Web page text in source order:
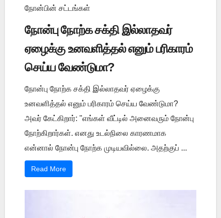
நோன்பின் சட்டங்கள்
நோன்பு நோற்க சக்தி இல்லாதவர்
ஏழைக்கு உனவளித்தல் எனும் பரிகாரம்
செய்ய வேண்டுமா?
நோன்பு நோற்க சக்தி இல்லாதவர் ஏழைக்கு
உனவளித்தல் எனும் பரிகாரம் செய்ய வேண்டுமா?
அவர் கேட்கிறார்: "எங்கள் வீட்டில் அனைவரும் நோன்பு
நோற்கிறார்கள். எனது உடல்நிலை காரணமாக
என்னால் நோன்பு நோற்க முடியவில்லை. அதற்குப் ...
Read More